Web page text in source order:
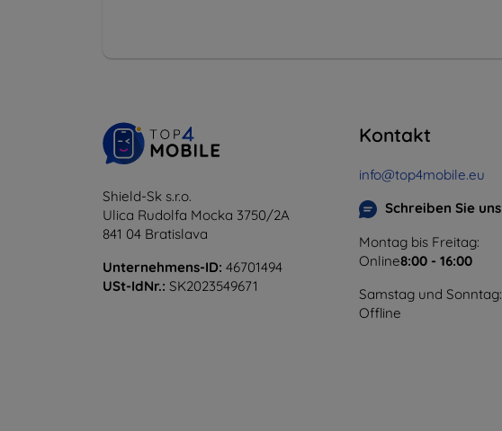
Shield-Sk s.r.o.
Ulica Rudolfa Mocka 3750/2A
841 04 Bratislava
Unternehmens-ID: 46701494
USt-IdNr.: SK2023549671
Kontakt
info@top4mobile.eu
Schreiben Sie uns
Montag bis Freitag:
Online8:00 - 16:00
Samstag und Sonntag:
Offline